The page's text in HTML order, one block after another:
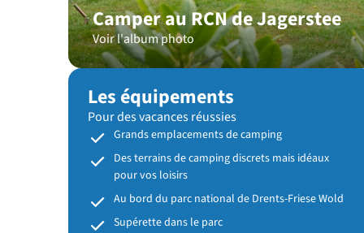
Camper au RCN de Jagerstee
Voir l'album photo
Les équipements
Pour des vacances réussies
Grands emplacements de camping
Des terrains de camping discrets mais idéaux
pour vos loisirs
Au bord du parc national de Drents-Friese Wold
Supérette dans le parc